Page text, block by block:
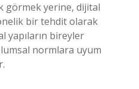
görmek yerine, dijital
bir tehdit olarak
yapıların bireyler
normlara uyum